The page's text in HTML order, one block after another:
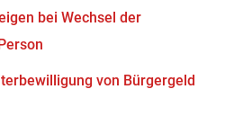
bei Wechsel der
von Bürgergeld